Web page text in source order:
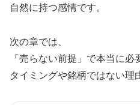
自然に持つ感情です。
次の章では、
「売らない前提」で本当に必
タイミングや銘柄ではない理